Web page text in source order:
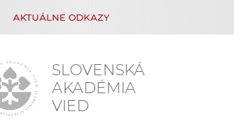
SLOVENSKÁ
AKADÉMIA
VIED
AKTUÁLNE ODKAZY